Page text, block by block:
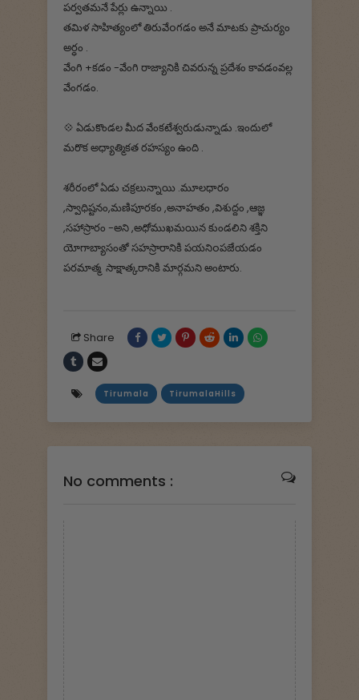
పర్వతమనే పేర్లు ఉన్నాయి .
తమిళ సాహిత్యంలో తిరువేoగడం అనే మాటకు ప్రాచుర్యం
అర్ధం .
వేంగి +కడం -వేంగి రాజ్యానికి చివరున్న ప్రదేశం కావడంవల్ల
వేంగడం.
💠 ఏడుకొండల మీద వేంకటేశ్వరుడున్నాడు .ఇందులో
మరొక అధ్యాత్మికత రహస్యం ఉంది .
శరీరంలో ఏడు చక్రలున్నాయి .మూలధారం
,స్వాధిష్టనం,మణిపూరకం ,అనాహతం ,విశుద్దం ,ఆజ్ఞ
,సహాస్రారం -అని ,అధోముఖమయిన కుండలిని శక్తిని
యోగాబ్యాసంతో సహస్రారానికి పయనిoపజేయడం
పరమాత్మ సాక్షాత్కరానికి మార్గమని అంటారు.
Share
Tirumala TirumalaHills
No comments :